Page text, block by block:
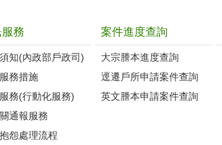
務
知(內政部戶政司)
務措施
務(行動化服務)
通報服務
怨處理流程
案件進度查詢
大宗謄本進度查詢
逕遷戶所申請案件查詢
英文謄本申請案件查詢